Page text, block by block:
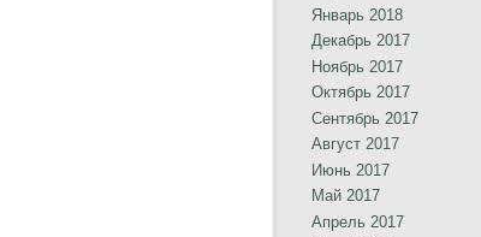
Январь 2018
Декабрь 2017
Ноябрь 2017
Октябрь 2017
Сентябрь 2017
Август 2017
Июнь 2017
Май 2017
Апрель 2017